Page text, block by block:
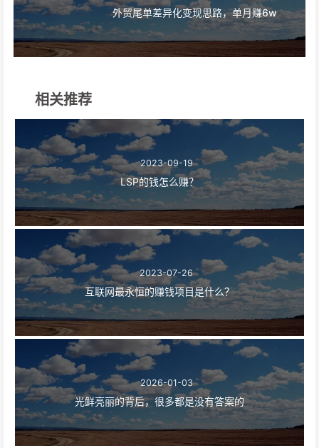
外贸尾单差异化变现思路，单月赚6w
相关推荐
2023-09-19
LSP的钱怎么赚？
2023-07-26
互联网最永恒的赚钱项目是什么？
2026-01-03
光鲜亮丽的背后，很多都是没有答案的